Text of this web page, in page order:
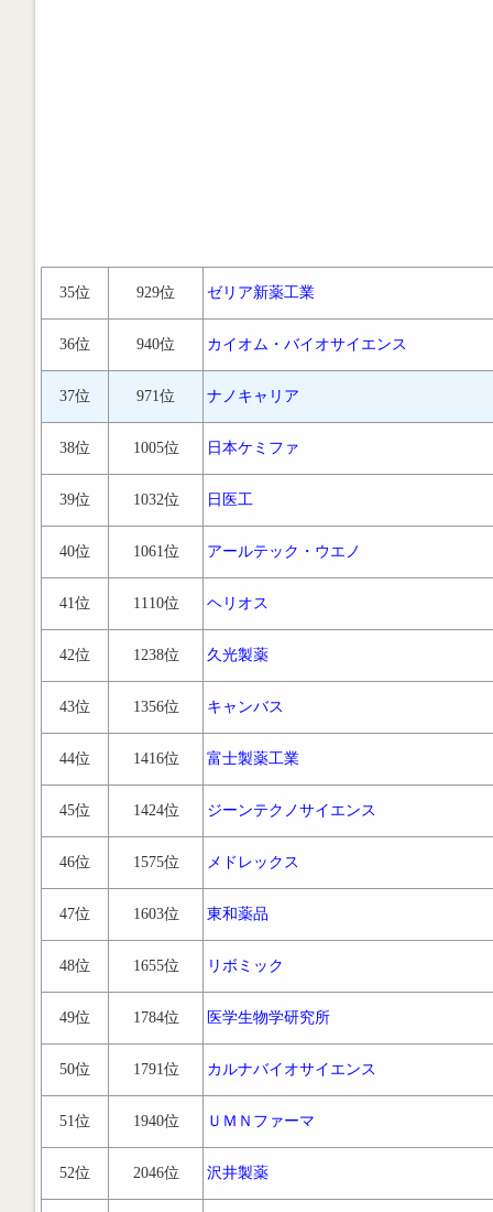
35位 929位 ゼリア新薬工業
36位 940位 カイオム・バイオサイエンス
37位 971位 ナノキャリア
38位 1005位 日本ケミファ
39位 1032位 日医工
40位 1061位 アールテック・ウエノ
41位 1110位 ヘリオス
42位 1238位 久光製薬
43位 1356位 キャンバス
44位 1416位 富士製薬工業
45位 1424位 ジーンテクノサイエンス
46位 1575位 メドレックス
47位 1603位 東和薬品
48位 1655位 リボミック
49位 1784位 医学生物学研究所
50位 1791位 カルナバイオサイエンス
51位 1940位 ＵＭＮファーマ
52位 2046位 沢井製薬